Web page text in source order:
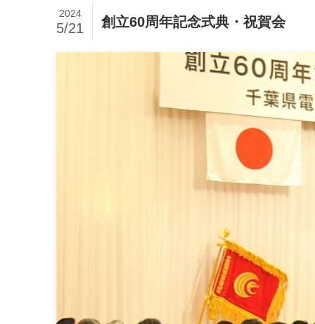
創立60周年記念式典・祝賀会
2024
5/21